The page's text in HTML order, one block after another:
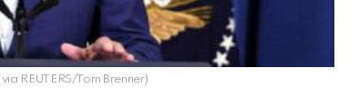
REUTERS/Tom Brenner)